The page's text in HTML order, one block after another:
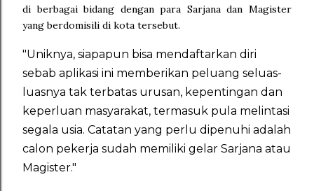
di berbagai bidang dengan para Sarjana dan Magister
yang berdomisili di kota tersebut.
"Uniknya, siapapun bisa mendaftarkan diri
sebab aplikasi ini memberikan peluang seluas-
luasnya tak terbatas urusan, kepentingan dan
keperluan masyarakat, termasuk pula melintasi
segala usia. Catatan yang perlu dipenuhi adalah
calon pekerja sudah memiliki gelar Sarjana atau
Magister."